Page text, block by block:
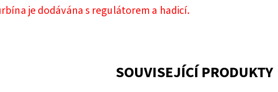
je dodávána s regulátorem a hadicí.
SOUVISEJÍCÍ PRODUKTY